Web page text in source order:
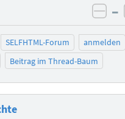
–
SELFHTML-Forum
anmelden
Beitrag im Thread-Baum